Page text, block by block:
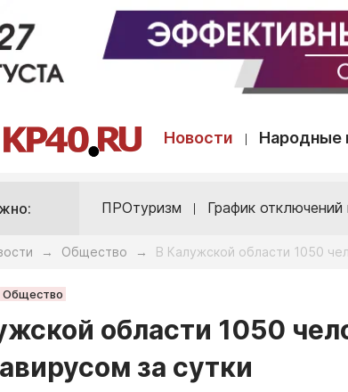
Новости Народные
ПРОтуризм График
→ Общество → В Калужской области 1050
Общество
области 1050
за сутки